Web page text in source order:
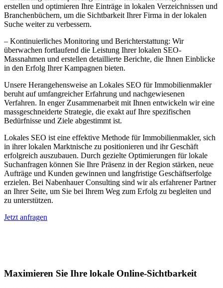
erstellen und optimieren Ihre Einträge in lokalen Verzeichnissen und
Branchenbüchern, um die Sichtbarkeit Ihrer Firma in der lokalen
Suche weiter zu verbessern.
– Kontinuierliches Monitoring und Berichterstattung: Wir
überwachen fortlaufend die Leistung Ihrer lokalen SEO-
Massnahmen und erstellen detaillierte Berichte, die Ihnen Einblicke
in den Erfolg Ihrer Kampagnen bieten.
Unsere Herangehensweise an Lokales SEO für Immobilienmakler
beruht auf umfangreicher Erfahrung und nachgewiesenen
Verfahren. In enger Zusammenarbeit mit Ihnen entwickeln wir eine
massgeschneiderte Strategie, die exakt auf Ihre spezifischen
Bedürfnisse und Ziele abgestimmt ist.
Lokales SEO ist eine effektive Methode für Immobilienmakler, sich
in ihrer lokalen Marktnische zu positionieren und ihr Geschäft
erfolgreich auszubauen. Durch gezielte Optimierungen für lokale
Suchanfragen können Sie Ihre Präsenz in der Region stärken, neue
Aufträge und Kunden gewinnen und langfristige Geschäftserfolge
erzielen. Bei Nabenhauer Consulting sind wir als erfahrener Partner
an Ihrer Seite, um Sie bei Ihrem Weg zum Erfolg zu begleiten und
zu unterstützen.
Jetzt anfragen
Maximieren Sie Ihre lokale Online-Sichtbarkeit